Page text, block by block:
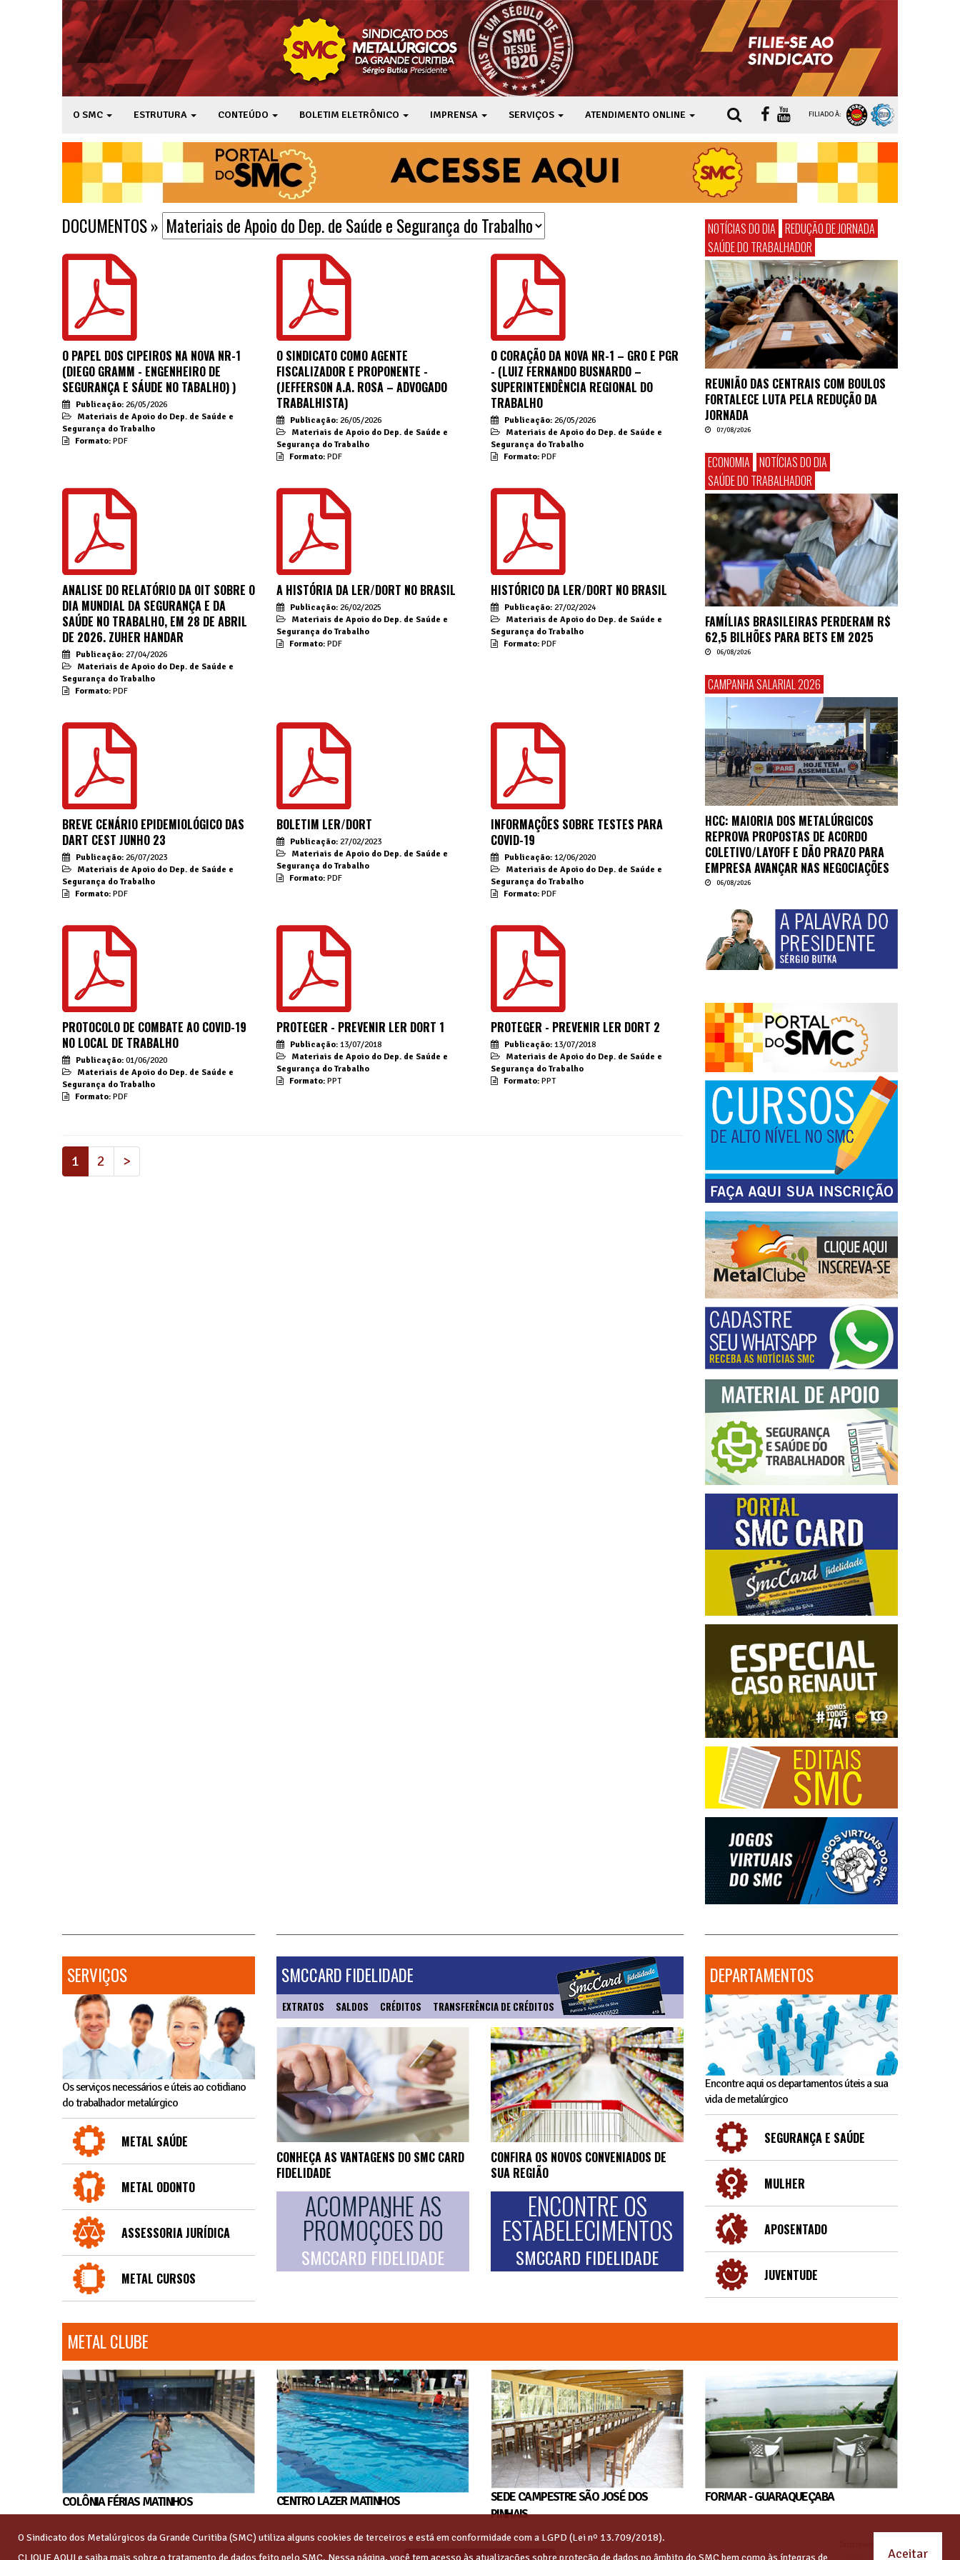
O SMC ESTRUTURA CONTEÚDO BOLETIM ELETRÔNICO IMPRENSA SERVIÇOS ATENDIMENTO ONLINE FILIADO À:
DOCUMENTOS»
O PAPEL DOS CIPEIROS NA NOVA NR-1
(DIEGO GRAMM - ENGENHEIRO DE
SEGURANÇA E SÁUDE NO TABALHO) )
Publicação: 26/05/2026
Materiais de Apoio do Dep. de Saúde e
Segurança do Trabalho
Formato: PDF
O SINDICATO COMO AGENTE
FISCALIZADOR E PROPONENTE -
(JEFFERSON A.A. ROSA – ADVOGADO
TRABALHISTA)
Publicação:26/05/2026
Materiais de Apoio do Dep. de Saúde e
Segurança do Trabalho
Formato:PDF
O CORAÇÃO DA NOVA NR-1 – GRO E PGR
- (LUIZ FERNANDO BUSNARDO –
SUPERINTENDÊNCIA REGIONAL DO
TRABALHO
Publicação:26/05/2026
Materiais de Apoio do Dep. de Saúde e
Segurança do Trabalho
Formato:PDF
ANALISE DO RELATÓRIO DA OIT SOBRE O
DIA MUNDIAL DA SEGURANÇA E DA
SAÚDE NO TRABALHO, EM 28 DE ABRIL
DE 2026. ZUHER HANDAR
Publicação: 27/04/2026
Materiais de Apoio do Dep. de Saúde e
Segurança do Trabalho
Formato: PDF
A HISTÓRIA DA LER/DORT NO BRASIL
Publicação:26/02/2025
Materiais de Apoio do Dep. de Saúde e
Segurança do Trabalho
Formato:PDF
HISTÓRICO DA LER/DORT NO BRASIL
Publicação:27/02/2024
Materiais de Apoio do Dep. de Saúde e
Segurança do Trabalho
Formato:PDF
BREVE CENÁRIO EPIDEMIOLÓGICO DAS
DART CEST JUNHO 23
Publicação: 26/07/2023
Materiais de Apoio do Dep. de Saúde e
Segurança do Trabalho
Formato: PDF
BOLETIM LER/DORT
Publicação:27/02/2023
Materiais de Apoio do Dep. de Saúde e
Segurança do Trabalho
Formato:PDF
INFORMAÇÕES SOBRE TESTES PARA
COVID-19
Publicação:12/06/2020
Materiais de Apoio do Dep. de Saúde e
Segurança do Trabalho
Formato:PDF
PROTOCOLO DE COMBATE AO COVID-19
NO LOCAL DE TRABALHO
Publicação: 01/06/2020
Materiais de Apoio do Dep. de Saúde e
Segurança do Trabalho
Formato: PDF
PROTEGER - PREVENIR LER DORT 1
Publicação:13/07/2018
Materiais de Apoio do Dep. de Saúde e
Segurança do Trabalho
Formato:PPT
PROTEGER - PREVENIR LER DORT 2
Publicação:13/07/2018
Materiais de Apoio do Dep. de Saúde e
Segurança do Trabalho
Formato:PPT
1 (atual)
2 >
NOTÍCIAS DO DIA REDUÇÃO DE JORNADA
SAÚDE DO TRABALHADOR
REUNIÃO DAS CENTRAIS COM BOULOS
FORTALECE LUTA PELA REDUÇÃO DA
JORNADA
07/08/2026
ECONOMIA NOTÍCIAS DO DIA
SAÚDE DO TRABALHADOR
FAMÍLIAS BRASILEIRAS PERDERAM R$
62,5 BILHÕES PARA BETS EM 2025
06/08/2026
CAMPANHA SALARIAL 2026
HCC: MAIORIA DOS METALÚRGICOS
REPROVA PROPOSTAS DE ACORDO
COLETIVO/LAYOFF E DÃO PRAZO PARA
EMPRESA AVANÇAR NAS NEGOCIAÇÕES
06/08/2026
SERVIÇOS
Os serviços necessários e úteis ao cotidiano
do trabalhador metalúrgico
METAL SAÚDE
METAL ODONTO
ASSESSORIA JURÍDICA
METAL CURSOS
SMCCARD FIDELIDADE
EXTRATOS SALDOS CRÉDITOS TRANSFERÊNCIA DE CRÉDITOS
CONHEÇA AS VANTAGENS DO SMC CARD
FIDELIDADE
ACOMPANHE AS
PROMOÇÕES DO
SMCCARD FIDELIDADE
CONFIRA OS NOVOS CONVENIADOS DE
SUA REGIÃO
ENCONTRE OS
ESTABELECIMENTOS
SMCCARD FIDELIDADE
DEPARTAMENTOS
Encontre aqui os departamentos úteis a sua
vida de metalúrgico
SEGURANÇA E SAÚDE
MULHER
APOSENTADO
JUVENTUDE
METAL CLUBE
COLÔNIA FÉRIAS MATINHOS CENTRO LAZER MATINHOS
SEDE CAMPESTRE SÃO JOSÉ DOS
PINHAIS
FORMAR - GUARAQUEÇABA
O Sindicato dos Metalúrgicos da Grande Curitiba (SMC) utiliza alguns cookies de terceiros e está em conformidade com a LGPD (Lei nº 13.709/2018).
CLIQUE AQUIe saiba mais sobre o tratamento de dados feito pelo SMC. Nessa página, você tem acesso às atualizações sobre proteção de dados no âmbito do SMC bem como às íntegras de Aceitar